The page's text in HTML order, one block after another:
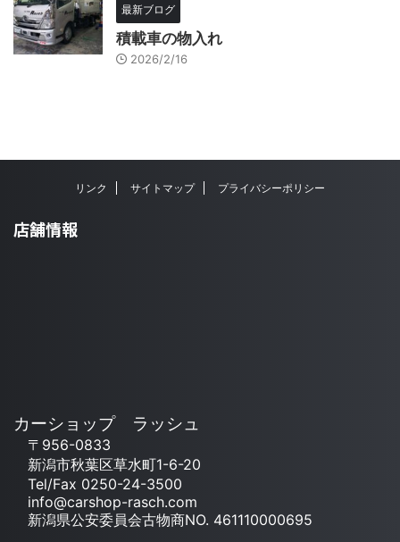
最新ブログ
積載車の物入れ
2026/2/16
リンク サイトマップ プライバシーポリシー
店舗情報
カーショップ ラッシュ
〒956-0833
新潟市秋葉区草水町1-6-20
Tel/Fax 0250-24-3500
info@carshop-rasch.com
新潟県公安委員会古物商NO. 461110000695